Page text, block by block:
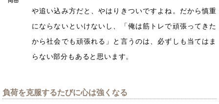
や追い込み方だと、やはりきついですよね。だから慎重
にならないといけないし、「俺は筋トレで頑張ってきた
から社会でも頑張れる」と言うのは、必ずしも当てはま
らない部分もあると思います。
負荷を克服するたびに心は強くなる